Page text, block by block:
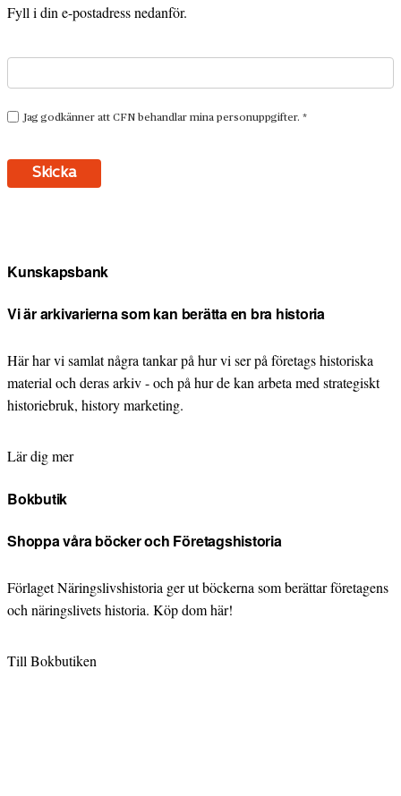
Fyll i din e-postadress nedanför.
Kunskapsbank
Vi är arkivarierna som kan berätta en bra historia
Här har vi samlat några tankar på hur vi ser på företags historiska
material och deras arkiv - och på hur de kan arbeta med strategiskt
historiebruk, history marketing.
Lär dig mer
Bokbutik
Shoppa våra böcker och Företagshistoria
Förlaget Näringslivshistoria ger ut böckerna som berättar företagens
och näringslivets historia. Köp dom här!
Till Bokbutiken